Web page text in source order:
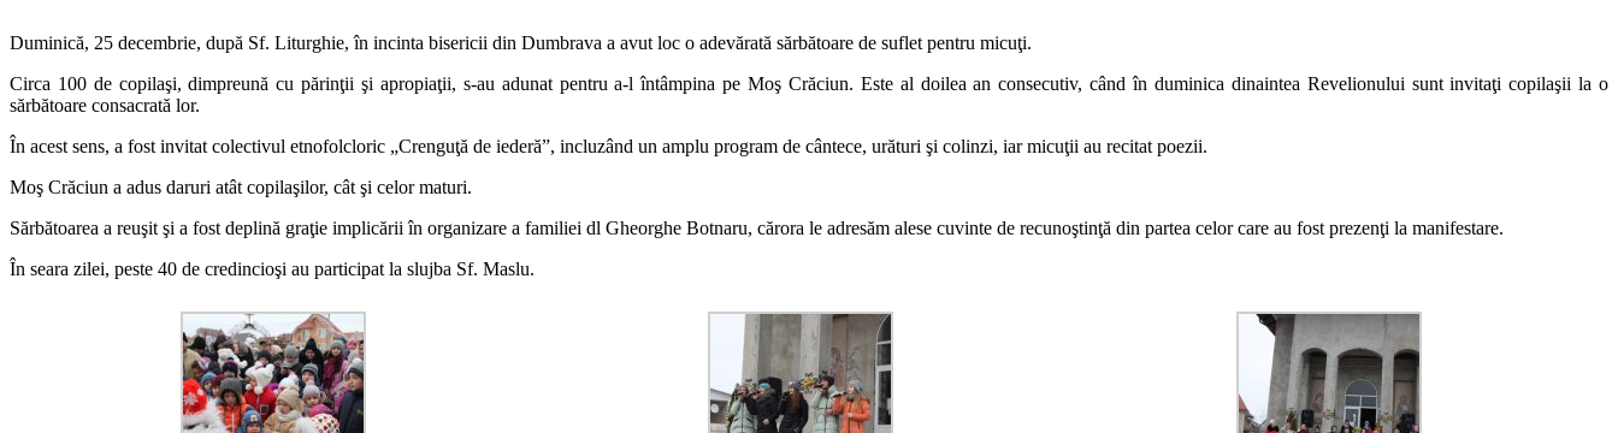
Duminică, 25 decembrie, după Sf. Liturghie, în incinta bisericii din Dumbrava a avut loc o adevărată sărbătoare de suflet pentru micuţi.
Circa 100 de copilaşi, dimpreună cu părinţii şi apropiaţii, s-au adunat pentru a-l întâmpina pe Moş Crăciun. Este al doilea an consecutiv, când în duminica dinaintea Revelionului sunt invitaţi copilaşii la o
sărbătoare consacrată lor.
În acest sens, a fost invitat colectivul etnofolcloric „Crenguţă de iederă”, incluzând un amplu program de cântece, urături şi colinzi, iar micuţii au recitat poezii.
Moş Crăciun a adus daruri atât copilaşilor, cât şi celor maturi.
Sărbătoarea a reuşit şi a fost deplină graţie implicării în organizare a familiei dl Gheorghe Botnaru, cărora le adresăm alese cuvinte de recunoştinţă din partea celor care au fost prezenţi la manifestare.
În seara zilei, peste 40 de credincioşi au participat la slujba Sf. Maslu.